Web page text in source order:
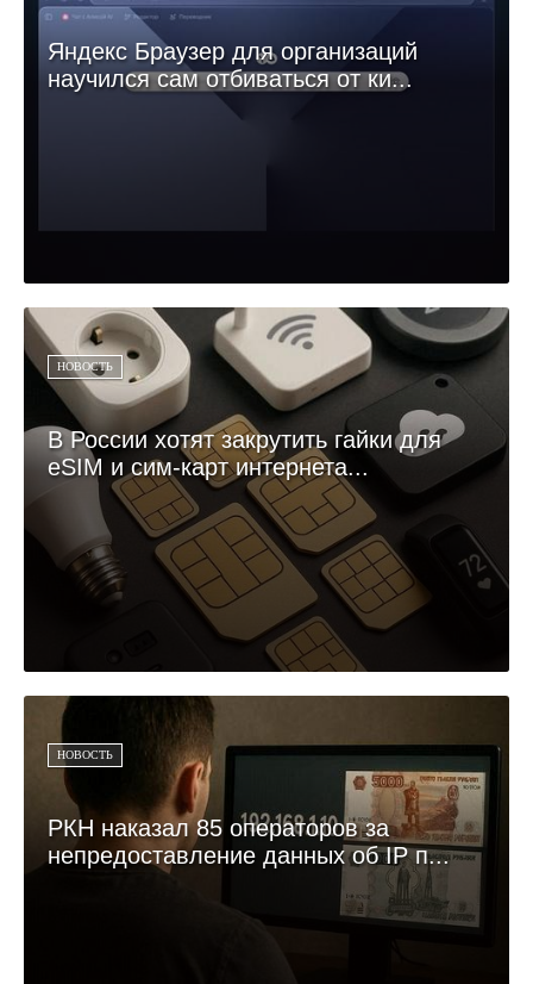
Яндекс Браузер для организаций
научился сам отбиваться от ки...
НОВОСТЬ
В России хотят закрутить гайки для
eSIM и сим-карт интернета...
НОВОСТЬ
РКН наказал 85 операторов за
непредоставление данных об IP п...